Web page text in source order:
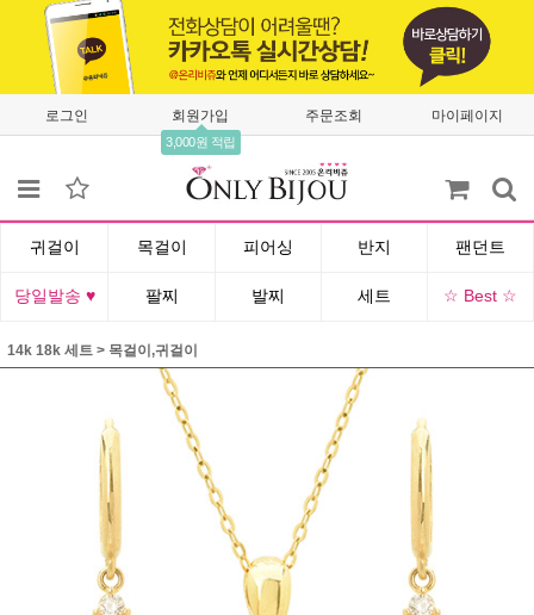
로그인 회원가입
3,000원 적립
주문조회 마이페이지
귀걸이 목걸이 피어싱 반지 팬던트
당일발송 ♥ 팔찌 발찌 세트 ☆ Best ☆
14k 18k 세트 > 목걸이,귀걸이